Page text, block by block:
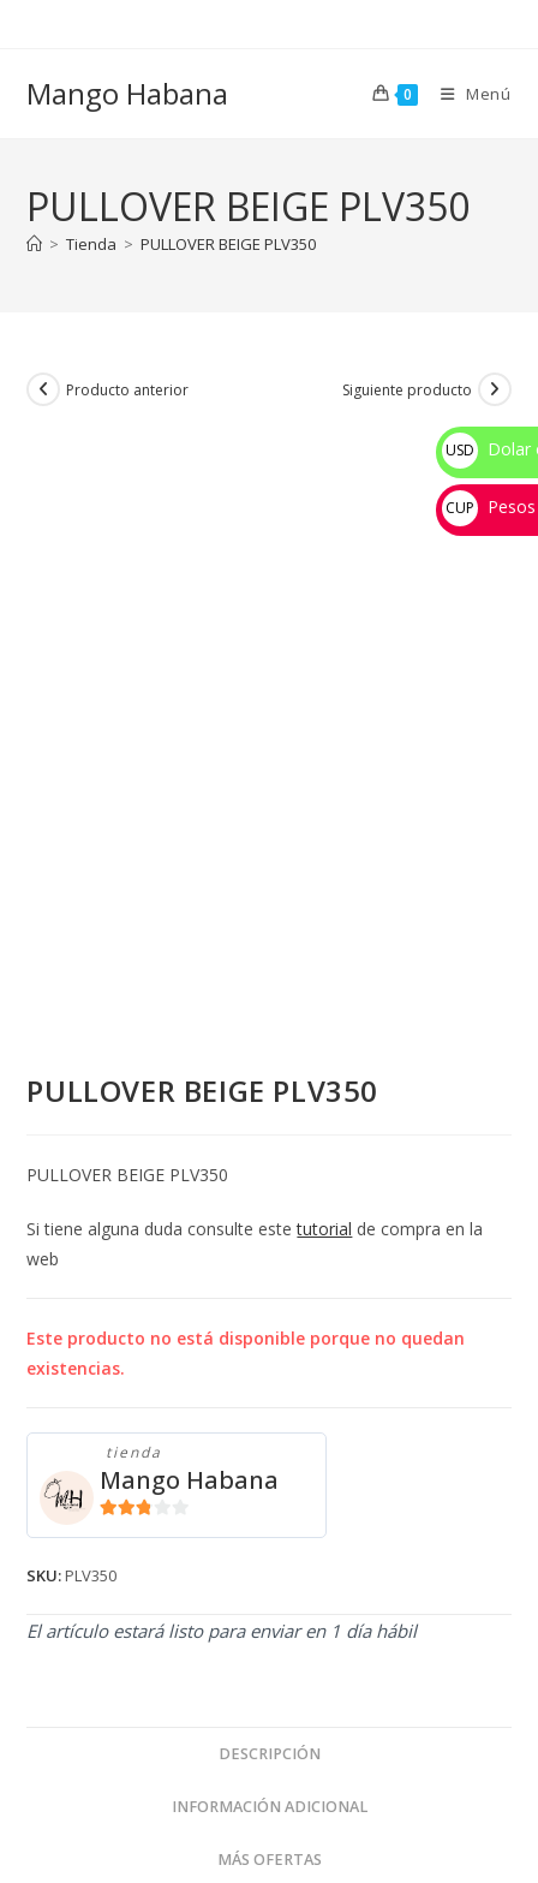
Mango Habana 0 Menú
PULLOVER BEIGE PLV350
> Tienda > PULLOVER BEIGE PLV350
Producto anterior Siguiente producto
PULLOVER BEIGE PLV350
PULLOVER BEIGE PLV350
Si tiene alguna duda consulte estetutorial de compra en la
web
Este producto no está disponible porque no quedan
existencias.
tienda
Mango Habana
SKU:PLV350
El artículo estará listo para enviar en 1 día hábil
DESCRIPCIÓN
INFORMACIÓN ADICIONAL
MÁS OFERTAS
USD
$
Dolar
CUP
💰
Pesos